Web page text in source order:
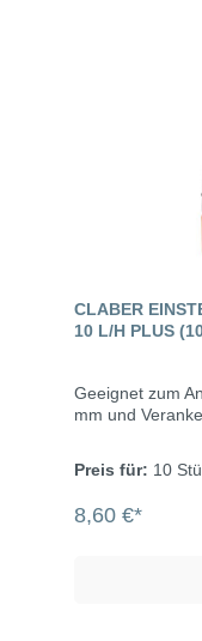
CLABER
10 L/H PLUS
Geeignet zum
mm und
Preis für: 10
8,60 €*